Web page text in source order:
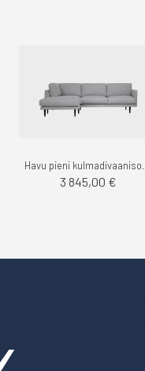
3 845,00 €